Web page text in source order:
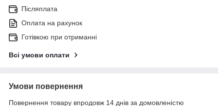
Післяплата
Оплата на рахунок
Готівкою при отриманні
Всі умови оплати
Умови повернення
Повернення товару впродовж 14 днів за домовленістю